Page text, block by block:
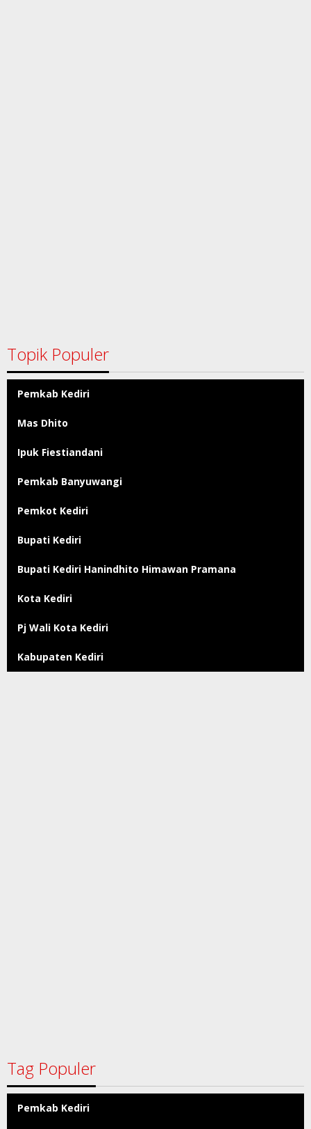
Topik Populer
Pemkab Kediri
Mas Dhito
Ipuk Fiestiandani
Pemkab Banyuwangi
Pemkot Kediri
Bupati Kediri
Bupati Kediri Hanindhito Himawan Pramana
Kota Kediri
Pj Wali Kota Kediri
Kabupaten Kediri
Tag Populer
Pemkab Kediri